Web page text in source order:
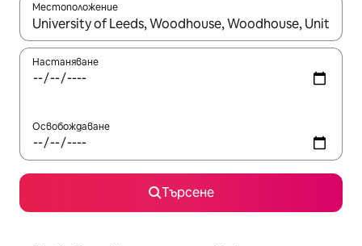
Местоположение
Когато резултатите се покажат, използвайте
Настаняване
Освобождаване
Търсене